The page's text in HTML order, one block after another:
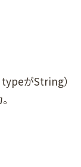
がString）